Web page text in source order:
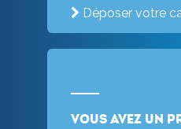
Déposer votre
Vous avez un